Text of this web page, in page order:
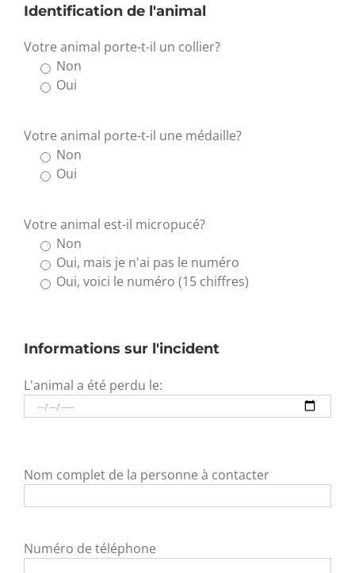
Identification de l'animal
Votre animal porte-t-il un collier?
Non
Oui
Votre animal porte-t-il une médaille?
Non
Oui
Votre animal est-il micropucé?
Non
Oui, mais je n'ai pas le numéro
Oui, voici le numéro (15 chiffres)
Informations sur l'incident
L'animal a été perdu le:
Nom complet de la personne à contacter
Numéro de téléphone